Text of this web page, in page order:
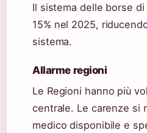
Il sistema delle borse
15% nel 2025,
sistema.
Allarme regioni
Le Regioni hanno più
centrale. Le carenze si
medico disponibile e